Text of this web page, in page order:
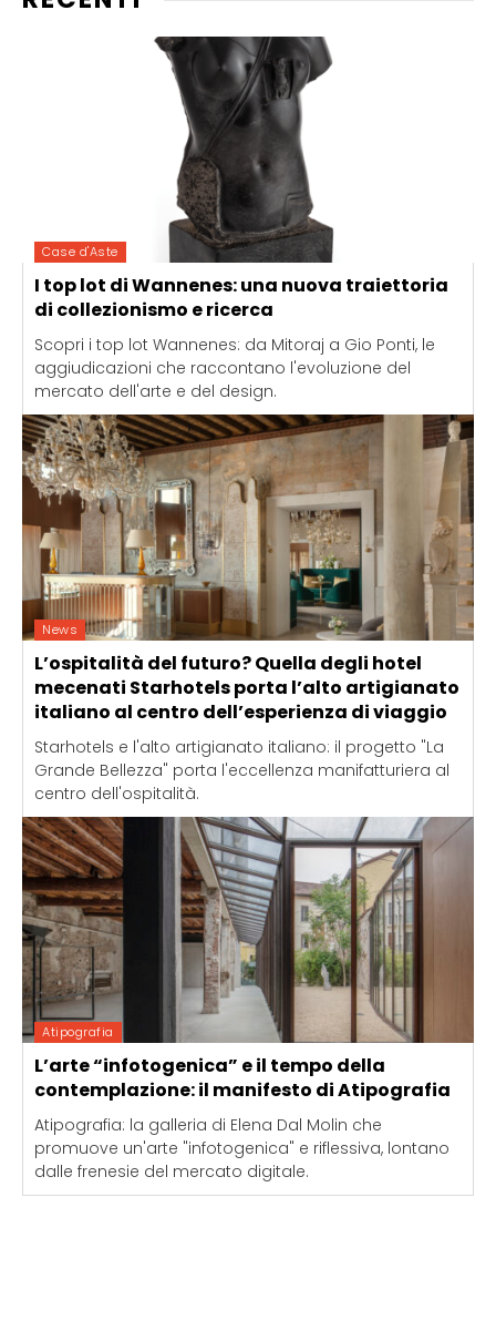
Case d'Aste
I top lot di Wannenes: una nuova traiettoria
di collezionismo e ricerca
Scopri i top lot Wannenes: da Mitoraj a Gio Ponti, le
aggiudicazioni che raccontano l'evoluzione del
mercato dell'arte e del design.
News
L’ospitalità del futuro? Quella degli hotel
mecenati Starhotels porta l’alto artigianato
italiano al centro dell’esperienza di viaggio
Starhotels e l'alto artigianato italiano: il progetto "La
Grande Bellezza" porta l'eccellenza manifatturiera al
centro dell'ospitalità.
Atipografia
L’arte “infotogenica” e il tempo della
contemplazione: il manifesto di Atipografia
Atipografia: la galleria di Elena Dal Molin che
promuove un'arte "infotogenica" e riflessiva, lontano
dalle frenesie del mercato digitale.